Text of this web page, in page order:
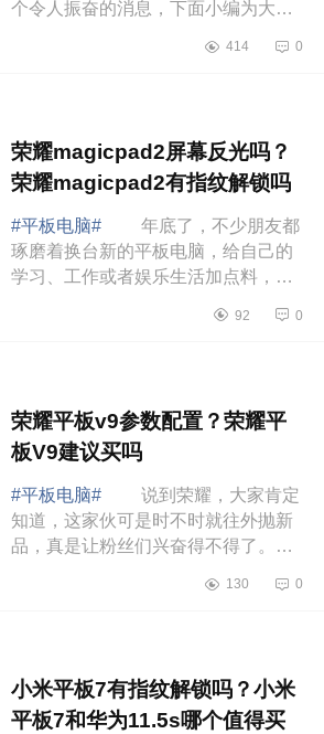
个令人振奋的消息，下面小编为大家
ipadmini7有高刷吗 ipadmini7上
414 0
荣耀magicpad2屏幕反光吗？
荣耀magicpad2有指纹解锁吗
#平板电脑#
年底了，不少朋友都
琢磨着换台新的平板电脑，给自己的
学习、工作或者娱乐生活加点料，下
屏幕反光吗？荣耀magicpad2有指纹
92 0
荣耀平板v9参数配置？荣耀平
板V9建议买吗
#平板电脑#
说到荣耀，大家肯定
知道，这家伙可是时不时就往外抛新
品，真是让粉丝们兴奋得不得了。下
配置？荣耀平板V9建议买吗 荣耀
130 0
小米平板7有指纹解锁吗？小米
平板7和华为11.5s哪个值得买